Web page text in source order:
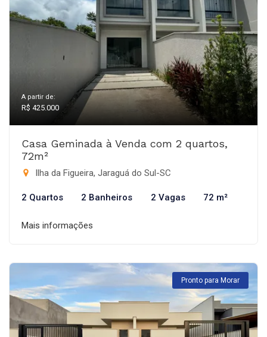
A partir de:
R$ 425.000
Casa Geminada à Venda com 2 quartos,
72m²
Ilha da Figueira, Jaraguá do Sul-SC
2 Quartos 2 Banheiros 2 Vagas 72 m²
Mais informações
Pronto para Morar